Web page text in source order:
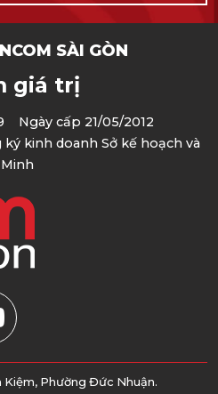
SÀI GÒN
giá trị
Ngày cấp 21/05/2012
kinh doanh Sở kế hoạch và
Kiệm, Phường Đức Nhuận.